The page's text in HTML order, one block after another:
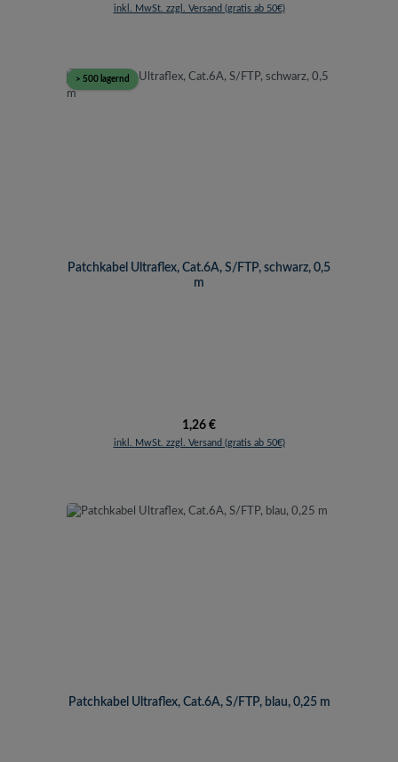
inkl. MwSt. zzgl. Versand (gratis ab 50€)
> 500 lagernd
Patchkabel Ultraflex, Cat.6A, S/FTP, schwarz, 0,5
m
Regulärer Preis:
1,26 €
inkl. MwSt. zzgl. Versand (gratis ab 50€)
Patchkabel Ultraflex, Cat.6A, S/FTP, blau, 0,25 m